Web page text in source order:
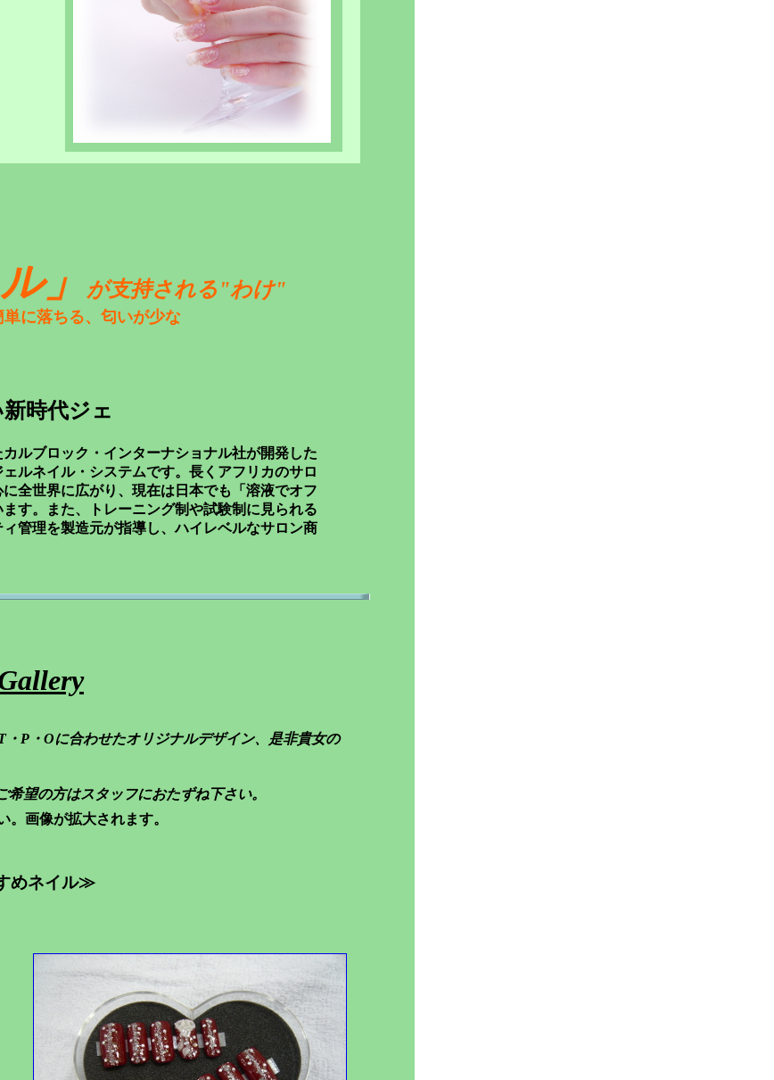
めネイル≫
P・Oに合わせたオリジナルデザイン、是非貴女の
はスタッフにおたずね下さい。
に落ちる、匂いが少な
時代ジェ
」 が支持される"わけ"
。画像が拡大されます。
ルブロック・インターナショナル社が開発した
ルネイル・システムです。長くアフリカのサロ
全世界に広がり、現在は日本でも「溶液でオフ
す。また、トレーニング制や試験制に見られる
管理を製造元が指導し、ハイレベルなサロン商